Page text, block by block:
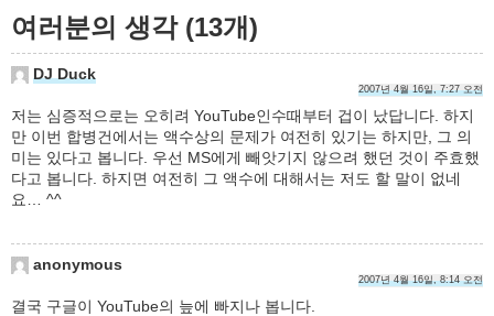
여러분의 생각 (13개)
DJ Duck
2007년 4월 16일, 7:27 오전
저는 심증적으로는 오히려 YouTube인수때부터 겁이 났답니다. 하지
만 이번 합병건에서는 액수상의 문제가 여전히 있기는 하지만, 그 의
미는 있다고 봅니다. 우선 MS에게 빼앗기지 않으려 했던 것이 주효했
다고 봅니다. 하지면 여전히 그 액수에 대해서는 저도 할 말이 없네
요… ^^
anonymous
2007년 4월 16일, 8:14 오전
결국 구글이 YouTube의 늪에 빠지나 봅니다.